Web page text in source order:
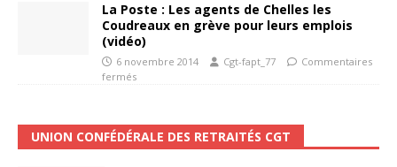
La Poste : Les agents de Chelles les
Coudreaux en grève pour leurs emplois
(vidéo)
6 novembre 2014 Cgt-fapt_77
Commentaires
fermés
UNION CONFÉDÉRALE DES RETRAITÉS CGT